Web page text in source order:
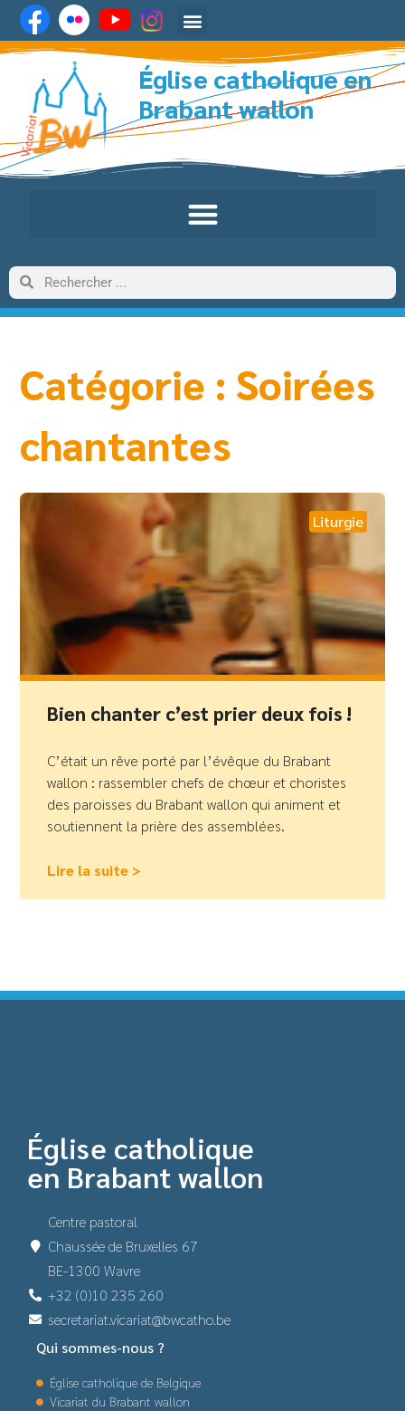
Église catholique en
Brabant wallon
Catégorie : Soirées
chantantes
Liturgie
Bien chanter c’est prier deux fois !
C’était un rêve porté par l’évêque du Brabant
wallon : rassembler chefs de chœur et choristes
des paroisses du Brabant wallon qui animent et
soutiennent la prière des assemblées.
Lire la suite >
Église catholique
en Brabant wallon
Centre pastoral
Chaussée de Bruxelles 67
BE-1300 Wavre
+32 (0)10 235 260
secretariat.vicariat@bwcatho.be
Qui sommes-nous ?
Église catholique de Belgique
Vicariat du Brabant wallon